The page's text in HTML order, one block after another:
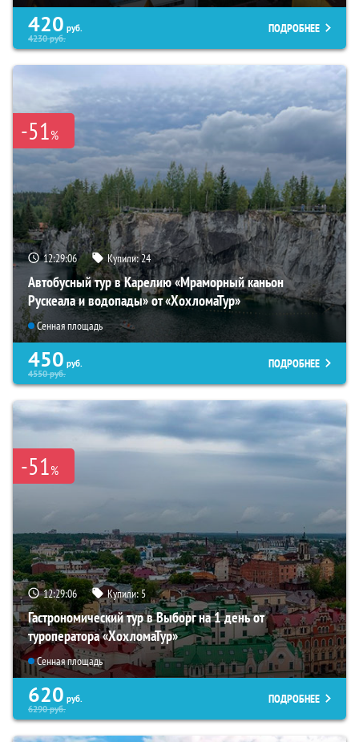
420 руб.
4230руб.
ПОДРОБНЕЕ
-51%
12:29:05 Купили:24
Автобусный тур в Карелию «Мраморный каньон
Рускеала и водопады» от «ХохломаТур»
Сенная площадь
450 руб.
4550руб.
ПОДРОБНЕЕ
-51%
12:29:05 Купили:5
Гастрономический тур в Выборг на 1 день от
туроператора «ХохломаТур»
Сенная площадь
620 руб.
6290руб.
ПОДРОБНЕЕ